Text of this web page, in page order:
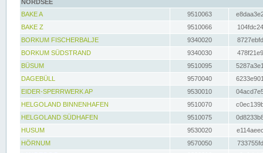
NORDSEE
BAKE A
9510063
BAKE Z
9510066
BORKUM FISCHERBALJE
9340020
BORKUM SÜDSTRAND
9340030
BÜSUM
9510095
DAGEBÜLL
9570040
EIDER-SPERRWERK AP
9530010
HELGOLAND BINNENHAFEN
9510070
HELGOLAND SÜDHAFEN
9510075
HUSUM
9530020
HÖRNUM
9570050